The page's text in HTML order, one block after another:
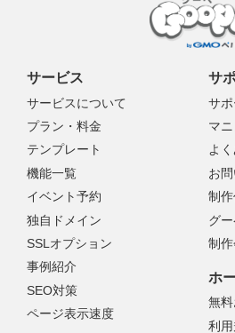
サービス
サービスについて
プラン・料金
テンプレート
機能一覧
イベント予約
独自ドメイン
SSLオプション
事例紹介
SEO対策
ページ表示速度
サ
サ
マ
よ
お
制
グ
制
ホ
無
利